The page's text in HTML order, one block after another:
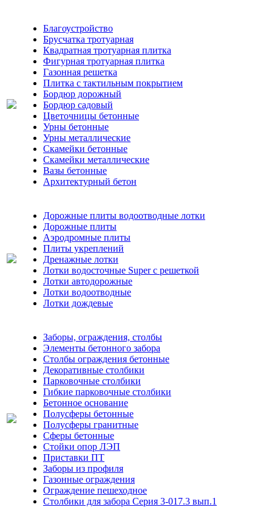
Благоустройство
Брусчатка тротуарная
Квадратная тротуарная плитка
Фигурная тротуарная плитка
Газонная решетка
Плитка с тактильным покрытием
Бордюр дорожный
Бордюр садовый
Цветочницы бетонные
Урны бетонные
Урны металлические
Скамейки бетонные
Скамейки металлические
Вазы бетонные
Архитектурный бетон
Дорожные плиты водоотводные лотки
Дорожные плиты
Аэродромные плиты
Плиты укреплений
Дренажные лотки
Лотки водосточные Super с решеткой
Лотки автодорожные
Лотки водоотводные
Лотки дождевые
Заборы, ограждения, столбы
Элементы бетонного забора
Столбы ограждения бетонные
Декоративные столбики
Парковочные столбики
Гибкие парковочные столбики
Бетонное основание
Полусферы бетонные
Полусферы гранитные
Сферы бетонные
Стойки опор ЛЭП
Приставки ПТ
Заборы из профиля
Газонные ограждения
Ограждение пешеходное
Столбики для забора Серия 3-017.3 вып.1